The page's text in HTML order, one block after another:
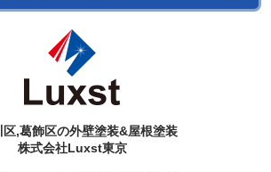
区,葛飾区の外壁塗装&屋根塗装
株式会社Luxst東京